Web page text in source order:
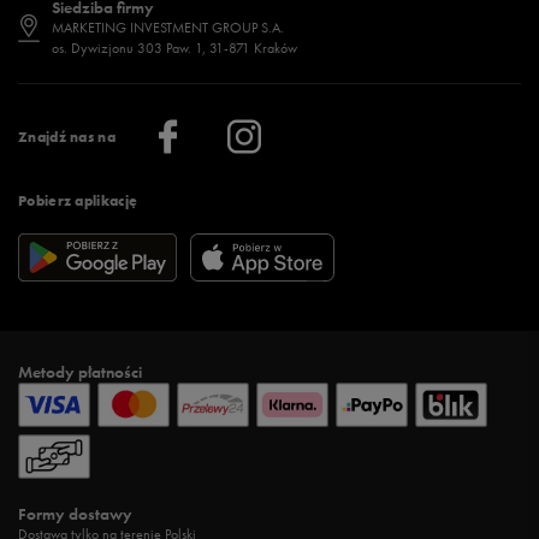
Znajdź nas na
Pobierz aplikację
Regulamin sklepu 50 style
Regulamin aplikacji 50 style
Więcej regulaminów >
Jak wybrać buty na zimę?
Więcej >
Stylizacje damskie
Sklepy stacjonarne
Klub 50 style
Praca
Informacje o firmie
Siedziba firmy
MARKETING INVESTMENT GROUP S.A.
os. Dywizjonu 303 Paw. 1, 31-871 Kraków
Metody płatności
Formy dostawy
Dostawa tylko na terenie Polski